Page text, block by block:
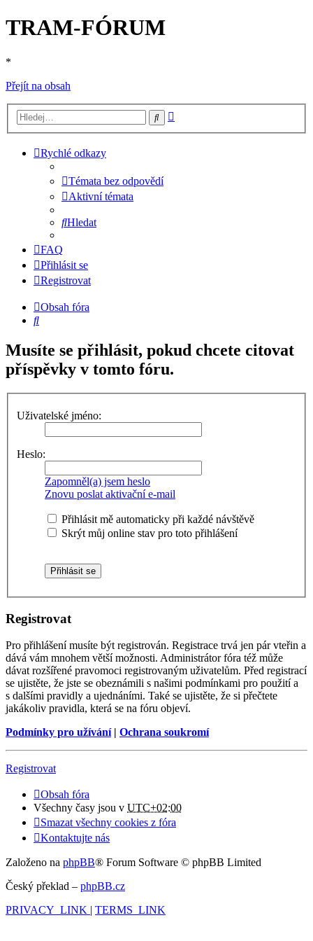
TRAM-FÓRUM
*
Přejít na obsah
Hledat
Rychlé odkazy
Témata bez odpovědí
Aktivní témata
Hledat
FAQ
Přihlásit se
Registrovat
Obsah fóra
Hledat
Musíte se přihlásit, pokud chcete citovat
příspěvky v tomto fóru.
Uživatelské jméno:
Heslo:
Zapomněl(a) jsem heslo
Znovu poslat aktivační e-mail
Přihlásit mě automaticky při každé návštěvě
Skrýt můj online stav pro toto přihlášení
Registrovat
Pro přihlášení musíte být registrován. Registrace trvá jen pár vteřin a
dává vám mnohem větší možnosti. Administrátor fóra též může
dávat rozšířené pravomoci registrovaným uživatelům. Před registrací
se ujistěte, že jste se obeznámili s našimi podmínkami pro použití a
s dalšími pravidly a ujednáními. Také se ujistěte, že si přečtete
jakákoliv pravidla, která se na fóru objeví.
Podmínky pro užívání| Ochrana soukromí
Registrovat
Obsah fóra
Všechny časy jsou v UTC+02:00
Smazat všechny cookies z fóra
Kontaktujte nás
Založeno na phpBB® Forum Software © phpBB Limited
Český překlad – phpBB.cz
PRIVACY_LINK | TERMS_LINK